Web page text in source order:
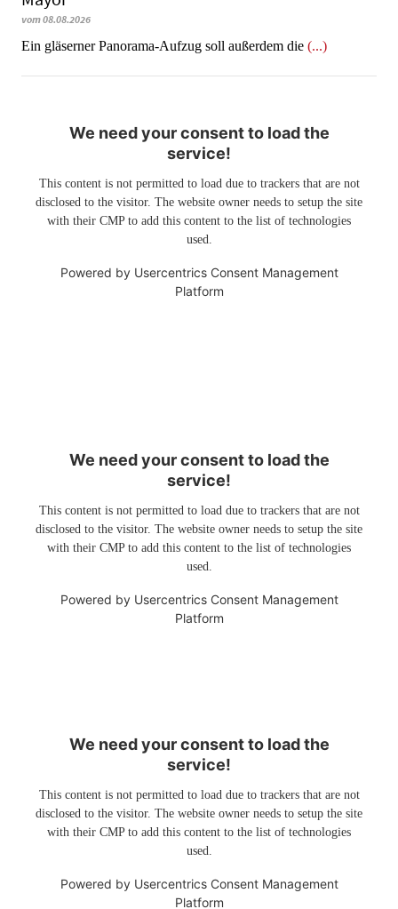
vom 08.08.2026
Ein gläserner Panorama-Aufzug soll außerdem die (...)
We need your consent to load the
service!
This content is not permitted to load due to trackers that are not
disclosed to the visitor. The website owner needs to setup the site
with their CMP to add this content to the list of technologies
used.
Powered by Usercentrics Consent Management
Platform
We need your consent to load the
service!
This content is not permitted to load due to trackers that are not
disclosed to the visitor. The website owner needs to setup the site
with their CMP to add this content to the list of technologies
used.
Powered by Usercentrics Consent Management
Platform
We need your consent to load the
service!
This content is not permitted to load due to trackers that are not
disclosed to the visitor. The website owner needs to setup the site
with their CMP to add this content to the list of technologies
used.
Powered by Usercentrics Consent Management
Platform